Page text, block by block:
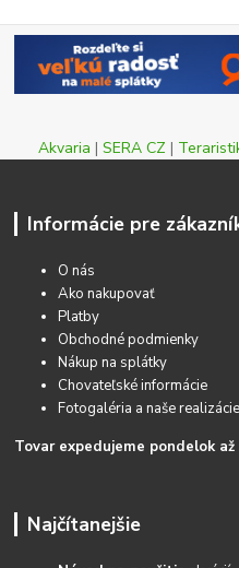
Akvaria | SERA CZ |
Informácie pre
O nás
Ako nakupovať
Platby
Obchodné podmienky
Nákup na splátky
Chovateľské informácie
Fotogaléria a naše realizácie
Tovar expedujeme pondelok
Najčítanejšie